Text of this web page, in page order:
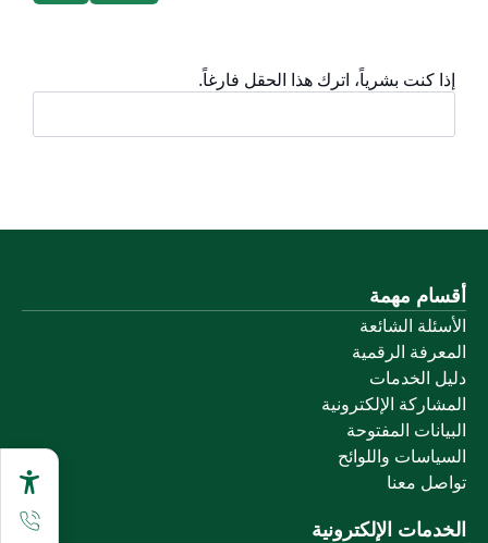
إذا كنت بشرياً، اترك هذا الحقل فارغاً.
أقسام مهمة
الأسئلة الشائعة
المعرفة الرقمية
دليل الخدمات
المشاركة الإلكترونية
البيانات المفتوحة
السياسات واللوائح
تواصل معنا
الخدمات الإلكترونية